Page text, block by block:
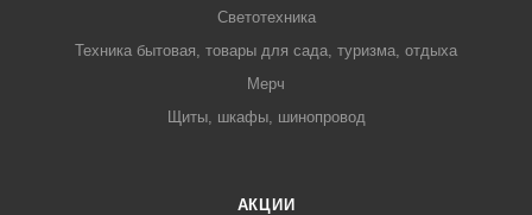
Светотехника
Техника бытовая, товары для сада, туризма, отдыха
Мерч
Щиты, шкафы, шинопровод
АКЦИИ